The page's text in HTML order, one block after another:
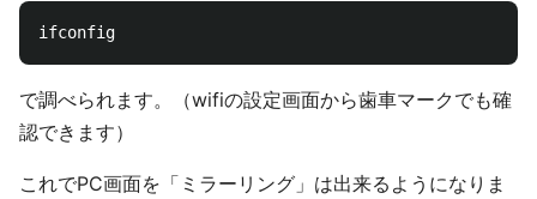
で調べられます。（wifiの設定画面から歯車マークでも確
認できます）
これでPC画面を「ミラーリング」は出来るようになりま